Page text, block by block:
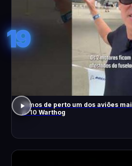
19
Vimos de perto um dos aviões
A-10 Warthog